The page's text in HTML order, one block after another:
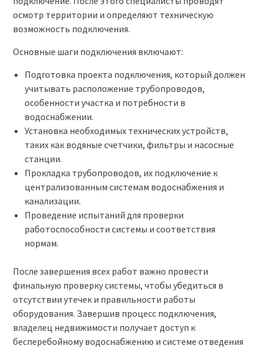
осмотр территории и определяют техническую
возможность подключения.
Основные шаги подключения включают:
Подготовка проекта подключения, который должен
учитывать расположение трубопроводов,
особенности участка и потребности в
водоснабжении.
Установка необходимых технических устройств,
таких как водяные счетчики, фильтры и насосные
станции.
Прокладка трубопроводов, их подключение к
централизованным системам водоснабжения и
канализации.
Проведение испытаний для проверки
работоспособности системы и соответствия
нормам.
После завершения всех работ важно провести
финальную проверку системы, чтобы убедиться в
отсутствии утечек и правильности работы
оборудования. Завершив процесс подключения,
владелец недвижимости получает доступ к
бесперебойному водоснабжению и системе отведения